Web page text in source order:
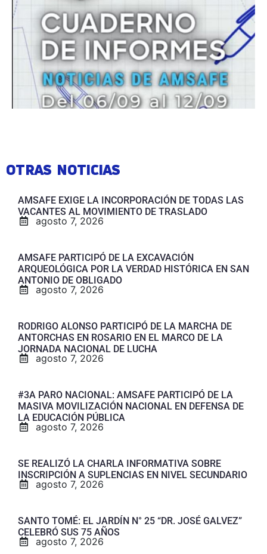
OTRAS NOTICIAS
AMSAFE EXIGE LA INCORPORACIÓN DE TODAS LAS
VACANTES AL MOVIMIENTO DE TRASLADO
agosto 7, 2026
AMSAFE PARTICIPÓ DE LA EXCAVACIÓN
ARQUEOLÓGICA POR LA VERDAD HISTÓRICA EN SAN
ANTONIO DE OBLIGADO
agosto 7, 2026
RODRIGO ALONSO PARTICIPÓ DE LA MARCHA DE
ANTORCHAS EN ROSARIO EN EL MARCO DE LA
JORNADA NACIONAL DE LUCHA
agosto 7, 2026
#3A PARO NACIONAL: AMSAFE PARTICIPÓ DE LA
MASIVA MOVILIZACIÓN NACIONAL EN DEFENSA DE
LA EDUCACIÓN PÚBLICA
agosto 7, 2026
SE REALIZÓ LA CHARLA INFORMATIVA SOBRE
INSCRIPCIÓN A SUPLENCIAS EN NIVEL SECUNDARIO
agosto 7, 2026
SANTO TOMÉ: EL JARDÍN N° 25 “DR. JOSÉ GALVEZ”
CELEBRÓ SUS 75 AÑOS
agosto 7, 2026